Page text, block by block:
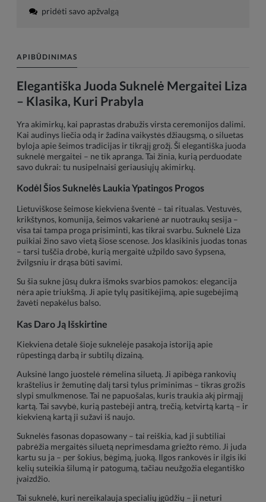
pridėti savo apžvalgą
APIBŪDINIMAS
Elegantiška Juoda Suknelė Mergaitei Liza
– Klasika, Kuri Prabyla
Yra akimirkų, kai paprastas drabužis virsta ceremonijos dalimi.
Kai audinys liečia odą ir žadina vaikystės džiaugsmą, o siluetas
byloja apie šeimos tradicijas ir tikrąjį grožį. Ši elegantiška juoda
suknelė mergaitei – ne tik apranga. Tai žinia, kurią perduodate
savo dukrai: tu nusipelnaisi geriausiųjų akimirkų.
Kodėl Šios Suknelės Laukia Ypatingos Progos
Lietuviškose šeimose kiekviena šventė – tai ritualas. Vestuvės,
krikštynos, komunija, šeimos vakarienė ar nuotraukų sesija –
visa tai tampa proga prisiminti, kas tikrai svarbu. Suknelė Liza
puikiai žino savo vietą šiose scenose. Jos klasikinis juodas tonas
– tarsi tuščia drobė, kurią mergaitė užpildo savo šypsena,
žvilgsniu ir drąsa būti savimi.
Su šia sukne jūsų dukra išmoks svarbios pamokos: elegancija
nėra apie triukšmą. Ji apie tylų pasitikėjimą, apie sugebėjimą
žavėti nepakėlus balso.
Kas Daro Ją Išskirtine
Kiekviena detalė šioje suknelėje pasakoja istoriją apie
rūpestingą darbą ir subtilų dizainą.
Auksinė lango juostelė rėmelina siluetą. Ji apibėga rankovių
kraštelius ir žemutinę dalį tarsi tylus priminimas – tikras grožis
slypi smulkmenose. Tai ne papuošalas, kuris traukia akį pirmąjį
kartą. Tai savybė, kurią pastebėji antrą, trečią, ketvirtą kartą – ir
kiekvieną kartą ji sužavi iš naujo.
Suknelės fasonas dopasowany – tai reiškia, kad ji subtiliai
pabrėžia mergaitės siluetą neprimesdama griežto rėmo. Ji juda
kartu su ja – per šokius, bėgimą, juoką. Ilgos rankovės ir ilgis iki
kelių suteikia šilumą ir patogumą, tačiau neužgožia elegantiško
įvaizdžio.
Tai suknelė, kuri nereikalauja specialių įgūdžių – ji neturi